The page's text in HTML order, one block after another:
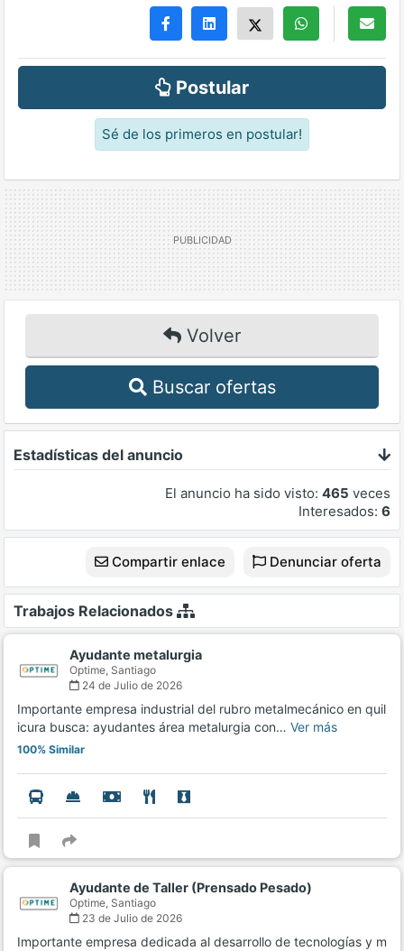
Postular
Sé de los primeros en postular!
Volver
Buscar ofertas
Estadísticas del anuncio
El anuncio ha sido visto: 465 veces
Interesados: 6
Compartir enlace Denunciar oferta
Trabajos Relacionados
Ayudante metalurgia
Optime, Santiago
24 de Julio de 2026
Importante empresa industrial del rubro metalmecánico en quil
icura busca: ayudantes área metalurgia con… Ver más
100% Similar
Ayudante de Taller (Prensado Pesado)
Optime, Santiago
23 de Julio de 2026
Importante empresa dedicada al desarrollo de tecnologías y m